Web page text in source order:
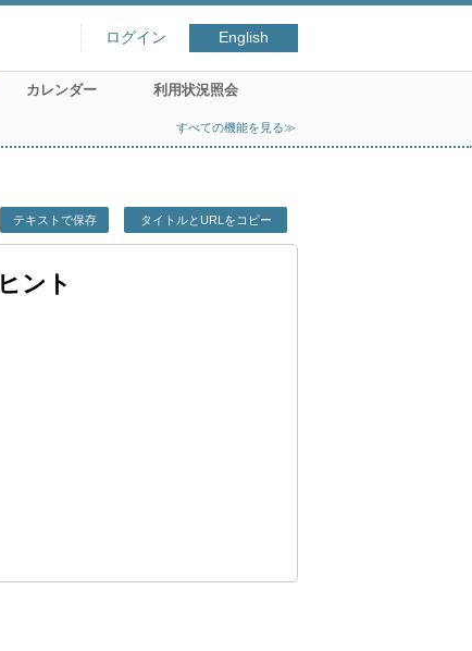
ログイン English
カレンダー 利用状況照会
すべての機能を見る≫
テキストで保存 タイトルとURLをコピー
ント